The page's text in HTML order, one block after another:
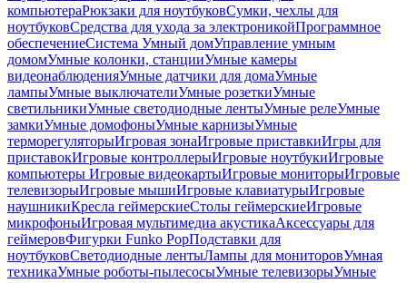
компьютераРюкзаки для ноутбуковСумки, чехлы для
ноутбуковСредства для ухода за электроникойПрограммное
обеспечениеСистема Умный домУправление умным
домомУмные колонки, станцииУмные камеры
видеонаблюденияУмные датчики для домаУмные
лампыУмные выключателиУмные розеткиУмные
светильникиУмные светодиодные лентыУмные релеУмные
замкиУмные домофоныУмные карнизыУмные
терморегуляторыИгровая зонаИгровые приставкиИгры для
приставокИгровые контроллерыИгровые ноутбукиИгровые
компьютеры Игровые видеокартыИгровые мониторыИгровые
телевизорыИгровые мышиИгровые клавиатурыИгровые
наушникиКресла геймерскиеСтолы геймерскиеИгровые
микрофоныИгровая мультимедиа акустикаАксессуары для
геймеровФигурки Funko PopПодставки для
ноутбуковСветодиодные лентыЛампы для мониторовУмная
техникаУмные роботы-пылесосыУмные телевизорыУмные